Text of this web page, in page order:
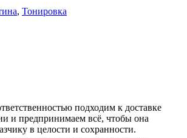
, Тонировка
подходим к доставке
и предпринимаем всё, чтобы она
в целости и сохранности.